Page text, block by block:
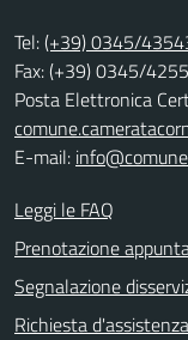
Tel:(+39) 0345/
Fax: (+39) 0345/
Posta Elettronica
E-mail:
Leggi le FAQ
Prenotazione
Segnalazione
Richiesta d'assistenza